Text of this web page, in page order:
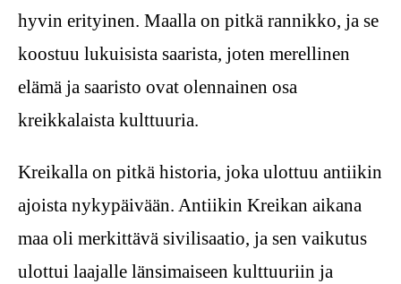
hyvin erityinen. Maalla on pitkä rannikko, ja se
koostuu lukuisista saarista, joten merellinen
elämä ja saaristo ovat olennainen osa
kreikkalaista kulttuuria.
Kreikalla on pitkä historia, joka ulottuu antiikin
ajoista nykypäivään. Antiikin Kreikan aikana
maa oli merkittävä sivilisaatio, ja sen vaikutus
ulottui laajalle länsimaiseen kulttuuriin ja